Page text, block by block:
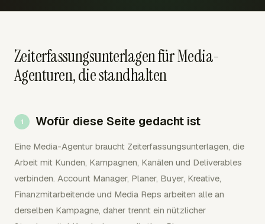
Zeiterfassungsunterlagen für Media-
Agenturen, die standhalten
Wofür diese Seite gedacht ist
Eine Media-Agentur braucht Zeiterfassungsunterlagen, die
Arbeit mit Kunden, Kampagnen, Kanälen und Deliverables
verbinden. Account Manager, Planer, Buyer, Kreative,
Finanzmitarbeitende und Media Reps arbeiten alle an
derselben Kampagne, daher trennt ein nützlicher